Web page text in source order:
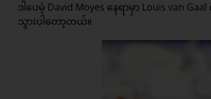
ဒါပေမဲ့ David Moyes နေရာမှာ Louis
သွားပါတော့တယ်။